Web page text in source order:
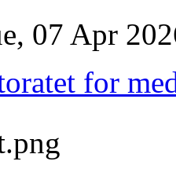
07 Apr
for